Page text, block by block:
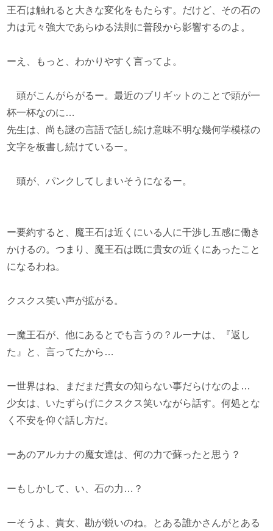
王石は触れると大きな変化をもたらす。だけど、その石の
力は元々強大であらゆる法則に普段から影響するのよ。
ーえ、もっと、わかりやすく言ってよ。
頭がこんがらがるー。最近のブリギットのことで頭が一
杯一杯なのに…
先生は、尚も謎の言語で話し続け意味不明な幾何学模様の
文字を板書し続けているー。
頭が、パンクしてしまいそうになるー。
ー要約すると、魔王石は近くにいる人に干渉し五感に働き
かけるの。つまり、魔王石は既に貴女の近くにあったこと
になるわね。
クスクス笑い声が拡がる。
ー魔王石が、他にあるとでも言うの？ルーナは、『返し
た』と、言ってたから…
ー世界はね、まだまだ貴女の知らない事だらけなのよ…
少女は、いたずらげにクスクス笑いながら話す。何処とな
く不安を仰ぐ話し方だ。
ーあのアルカナの魔女達は、何の力で蘇ったと思う？
ーもしかして、い、石の力…？
ーそうよ、貴女、勘が鋭いのね。とある誰かさんがとある